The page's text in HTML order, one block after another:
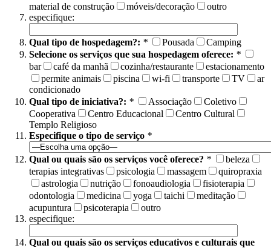
material de construção
móveis/decoração
outro
especifique:
Qual tipo de hospedagem?: * Pousada
Camping
Selecione os serviços que sua hospedagem oferece: *
bar
café da manhã cozinha/restaurante
estacionamento
permite animais
piscina wi-fi transporte TV
ar
condicionado
Qual tipo de iniciativa?: * Associação
Coletivo
Cooperativa
Centro Educacional
Centro Cultural
Templo Religioso
Especifique o tipo de serviço *
Qual ou quais são os serviços você oferece? *
beleza
terapias integrativas
psicologia massagem
quiropraxia
astrologia
nutrição fonoaudiologia
fisioterapia
odontologia
medicina yoga taichi
meditação
acupuntura
psicoterapia
outro
especifique:
Qual ou quais são os serviços educativos e culturais que